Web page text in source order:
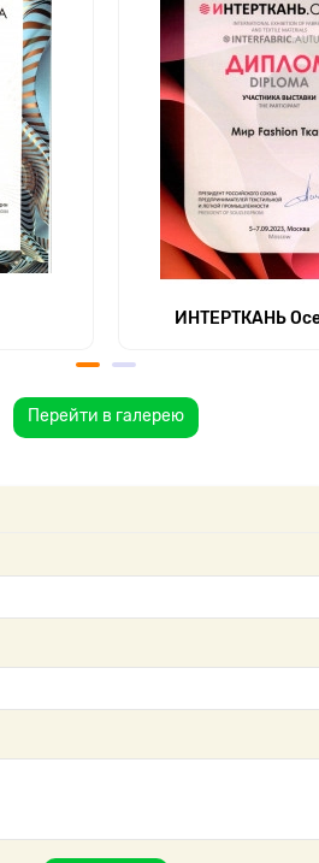
ИНТЕРТКАНЬ
Перейти в галерею